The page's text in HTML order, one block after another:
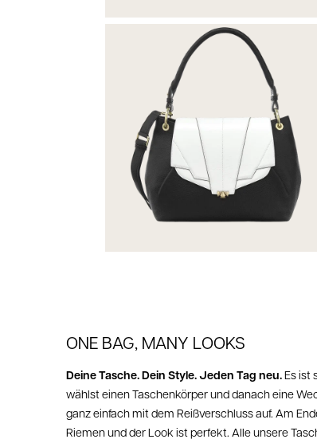
ONE BAG, MANY LOOKS
Deine Tasche. Dein Style. Jeden Tag neu.Es ist
wählst einen Taschenkörper und danach eine
ganz einfach mit dem Reißverschluss auf. Am
Riemen und der Look ist perfekt. Alle unsere